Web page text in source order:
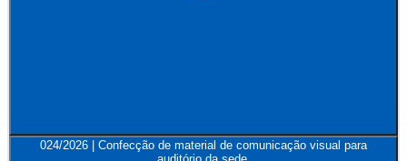
024/2026 | Confecção de material de comunicação visual para